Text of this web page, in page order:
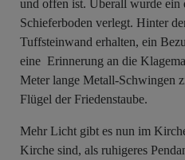
und offen ist. Überall wurde ein
Schieferboden verlegt. Hinter
Tuffsteinwand erhalten, ein
eine Erinnerung an die
Meter lange Metall-Schwingen
Flügel der Friedenstaube.
Mehr Licht gibt es nun im
Kirche sind, als ruhigeres